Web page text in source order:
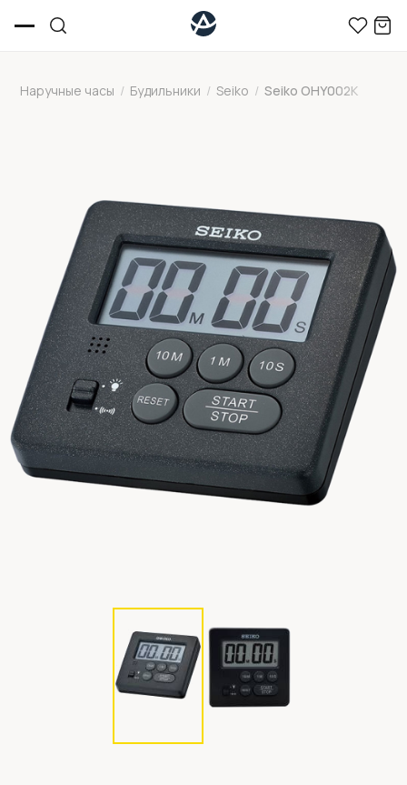
Наручные часы / Будильники / Seiko / Seiko OHY002K